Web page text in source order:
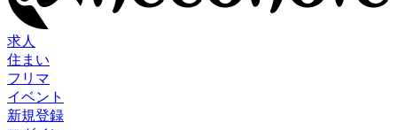
求人
住まい
フリマ
イベント
新規登録